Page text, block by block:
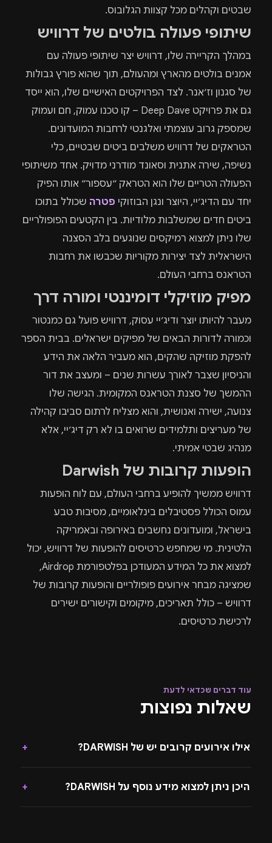
שבטים וקהלים מכל קצוות הגלובוס.
שיתופי פעולה בולטים של דרוויש
במהלך הקריירה שלו, דרוויש יצר שיתופי פעולה עם
אמנים בולטים מהארץ ומהעולם, תוך שהוא פורץ גבולות
של סגנון וז׳אנר. לצד הפרויקטים האישיים שלו, הוא ייסד
גם את פרויקט Deep Dave – קו טכנו עמוק, חם ועמוק
שמספק גרוב עוצמתי ואלגנטי לרחבות המועדונים.
הטראקים של דרוויש משלבים ביטים שבטיים, כלי
נשיפה, שירה אתנית וסאונד מודרני מדויק. אחד משיתופי
הפעולה הטריים שלו הוא הטראק ״עספור״ אותו הפיק
יחד עם הדיג׳יי, היוצר ונגן הבוזוקי פטרה שכולל בתוכו
ביטים חדים שמשלבות מלודיות. בין הקטעים הפופולריים
שלו ניתן למצוא רמיקסים שנוגעים בלב הסצנה
הישראלית לצד יצירות מקוריות שכבשו את רחבות
הטראנס ברחבי העולם.
מפיק מוזיקלי דומיננטי ומורה דרך
מעבר להיותו יוצר ודיג׳יי עסוק, דרוויש פועל גם כמנטור
וכמורה לדורות הבאים של מפיקים ישראלים. בבית הספר
להפקת מוזיקה שהקים, הוא מעביר הלאה את הידע
והניסיון שצבר לאורך עשרות שנים – ומעצב את דור
ההמשך של סצנת הטראנס המקומית. הגישה שלו
צנועה, ישירה ואנושית, והוא מצליח לרתום סביבו קהילה
של מעריצים ותלמידים שרואים בו לא רק דיג׳יי, אלא
מנהיג שבטי אמיתי.
הופעות קרובות של Darwish
דרוויש ממשיך להופיע ברחבי העולם, עם לוח הופעות
עמוס הכולל פסטיבלים בינלאומיים, מסיבות טבע
בישראל, ומועדונים נחשבים באירופה ובאמריקה
הלטינית. מי שמחפש כרטיסים להופעות של דרוויש, יכול
למצוא את כל המידע המעודכן בפלטפורמת Airdrop,
שמציגה מבחר אירועים פופולריים והופעות קרובות של
דרוויש – כולל תאריכים, מיקומים וקישורים ישירים
לרכישת כרטיסים.
עוד דברים שכדאי לדעת
שאלות נפוצות
אילו אירועים קרובים יש של DARWISH? +
היכן ניתן למצוא מידע נוסף על DARWISH? +